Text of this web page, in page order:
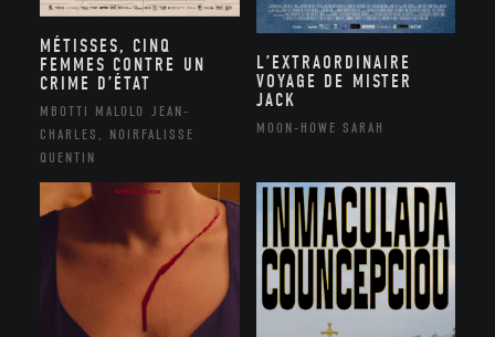
MÉTISSES, CINQ
FEMMES CONTRE UN
CRIME D’ÉTAT
MBOTTI MALOLO JEAN-
CHARLES, NOIRFALISSE
QUENTIN
L’EXTRAORDINAIRE
VOYAGE DE MISTER
JACK
MOON-HOWE SARAH